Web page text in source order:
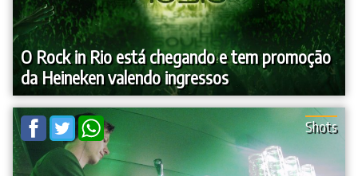
O Rock in Rio está chegando e tem promoção
da Heineken valendo ingressos
Shots